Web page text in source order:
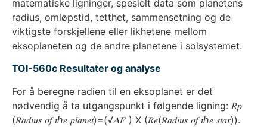
matematiske ligninger, spesielt data som planetens
radius, omløpstid, tetthet, sammensetning og de
viktigste forskjellene eller likhetene mellom
eksoplaneten og de andre planetene i solsystemet.
TOI-560c Resultater og analyse
For å beregne radien til en eksoplanet er det
nødvendig å ta utgangspunkt i følgende ligning: 𝑅𝑝
(𝑅𝑎𝑑𝑖𝑢𝑠 𝑜𝑓 𝑡ℎ𝑒 𝑝𝑙𝑎𝑛𝑒𝑡)=(√𝛥𝐹 ) X (𝑅𝑒(𝑅𝑎𝑑𝑖𝑢𝑠 𝑜𝑓 𝑡ℎ𝑒 𝑠𝑡𝑎𝑟)).